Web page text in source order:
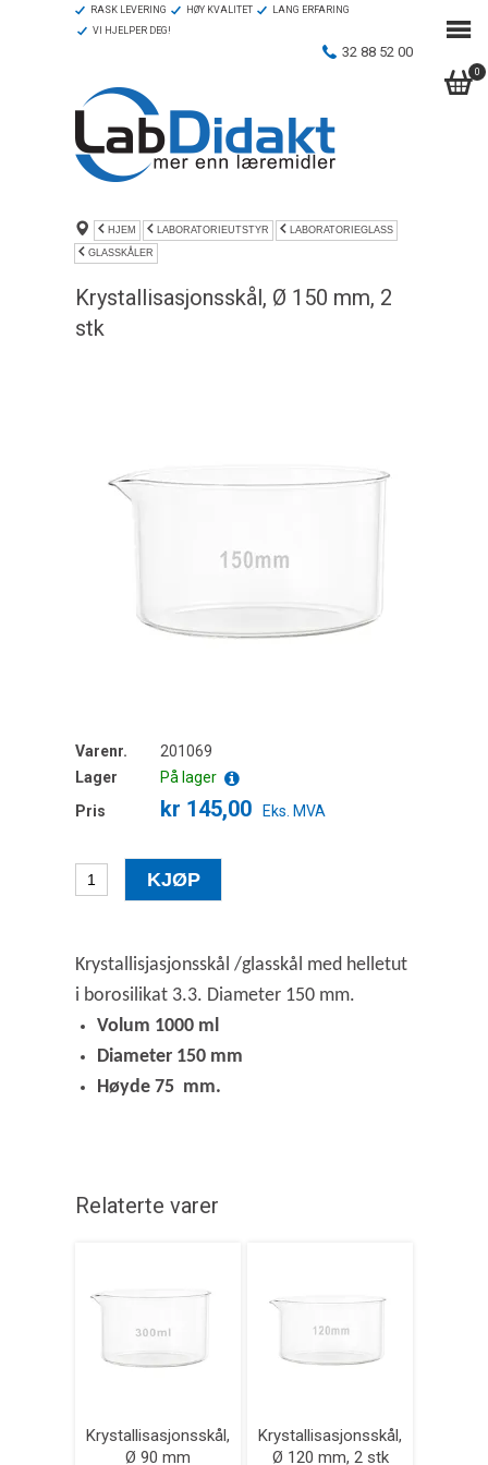
0
RASK LEVERING HØY KVALITET
LANG ERFARING
VI HJELPER DEG!
32 88 52 00
HJEM LABORATORIEUTSTYR LABORATORIEGLASS
GLASSKÅLER
Krystallisasjonsskål, Ø 150 mm, 2
stk
Varenr.
201069
Lager
På lager
Pris
kr 145,00 Eks. MVA
Krystallisjasjonsskål /glasskål med helletut
i borosilikat 3.3. Diameter 150 mm.
Volum 1000 ml
Diameter 150 mm
Høyde 75 mm.
Relaterte varer
Krystallisasjonsskål,
Ø 90 mm
Krystallisasjonsskål,
Ø 120 mm, 2 stk